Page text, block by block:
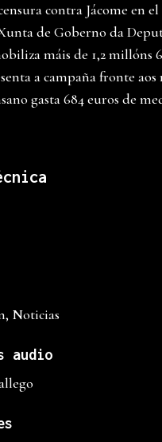
contra Jácome en
de Goberno da
máis de 1,2 millóns
a campaña fronte aos
gasta 684 euros de
Noticias
audio